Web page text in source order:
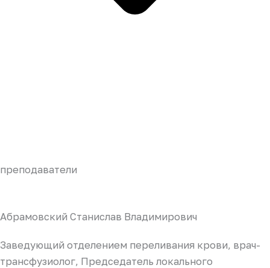
преподаватели
Абрамовский Станислав Владимирович
Заведующий отделением переливания крови, врач-
трансфузиолог, Председатель локального